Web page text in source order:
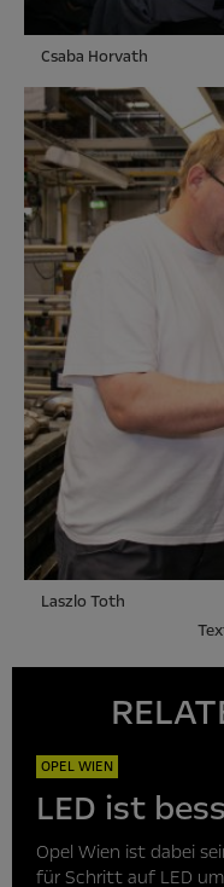
Csaba Horvath
Laszlo Toth
OPEL WIEN
LED ist
Opel Wien ist dabei
für Schritt auf LED